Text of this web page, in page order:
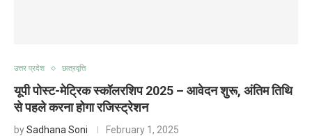
उत्तर प्रदेश छात्रवृत्ति
यूपी पोस्ट-मेट्रिक स्कॉलरशिप 2025 – आवेदन शुरू, अंतिम तिथि
से पहले करना होगा रजिस्ट्रेशन
bySadhana Soni February 1, 2025